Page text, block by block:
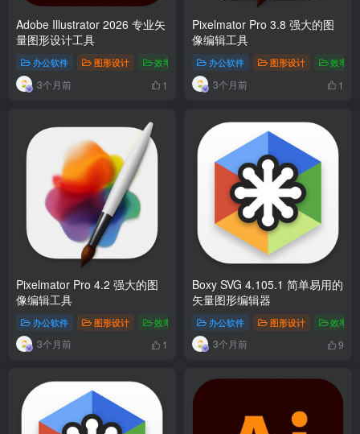
Adobe Illustrator 2026 专业矢
量图形设计工具
办公软件 图形设计 效率工具
3个月前 1
Pixelmator Pro 3.8 强大的图
像编辑工具
办公软件 图形设计 效率工
3个月前 1
Pixelmator Pro 4.2 强大的图
像编辑工具
办公软件 图形设计 效率工具
3个月前 1
Boxy SVG 4.105.1 简单易用的
矢量图形编辑器
办公软件 图形设计 效率工
3个月前 9